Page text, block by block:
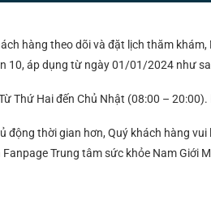
hàng theo dõi và đặt lịch thăm
10, áp dụng từ ngày 01/01/2024 như
Thứ Hai đến Chủ Nhật (08:00 – 20:00).
động thời gian hơn, Quý khách hàng
Trung tâm sức khỏe Nam Giới